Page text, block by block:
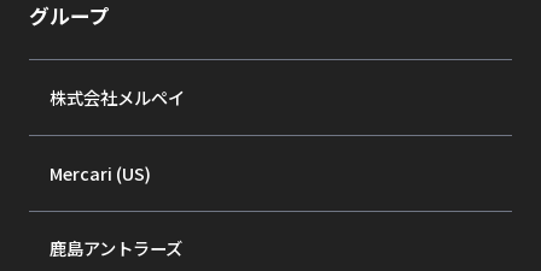
グループ
株式会社メルペイ
Mercari (US)
鹿島アントラーズ